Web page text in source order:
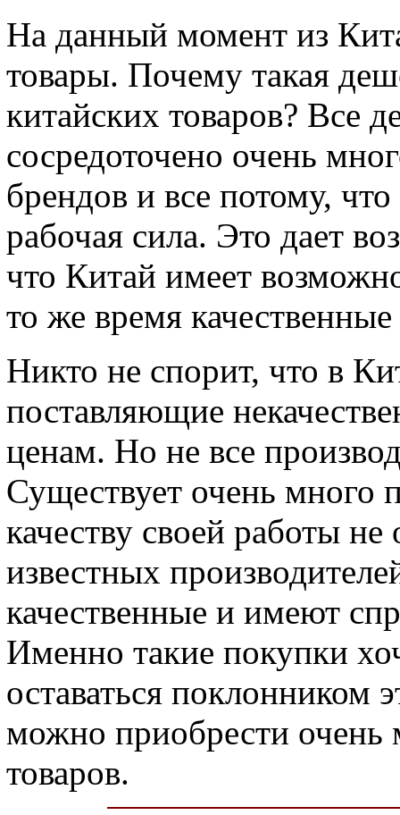
На данный момент из
товары. Почему такая
китайских товаров? Все
сосредоточено очень
брендов и все потому,
рабочая сила. Это дает
что Китай имеет
то же время
Никто не спорит, что в
поставляющие
ценам. Но не все
Существует очень много
качеству своей работы
известных
качественные и имеют
Именно такие покупки
оставаться поклонником
можно приобрести
товаров.